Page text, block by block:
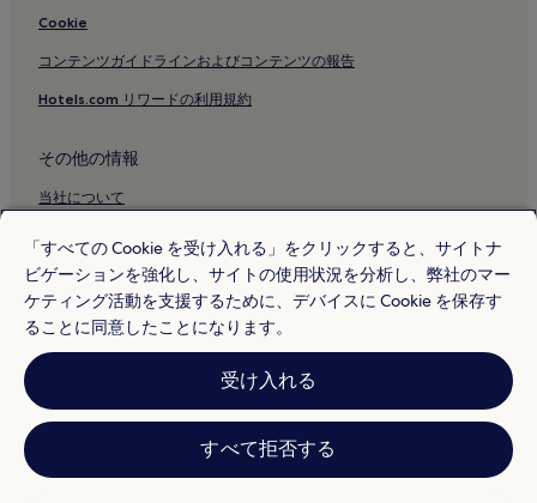
Cookie
コンテンツガイドラインおよびコンテンツの報告
Hotels.com リワードの利用規約
その他の情報
当社について
旅行ガイド
Hotels.com リワード
* 一部のホテルは、チェックイン日の 24 時間以上前までにキャンセルす
ることを条件としています。詳細はウェブサイトでご覧ください。
© 2026 Hotels.com, L.P., an Expedia Group company. All rights reserved.
Hotels.com および Hotels.com のロゴは、Hotels.com, L.P. の商標または
「すべての Cookie を受け入れる」をクリックすると、サイトナ
ビゲーションを強化し、サイトの使用状況を分析し、弊社のマー
ケティング活動を支援するために、デバイスに Cookie を保存す
ることに同意したことになります。
受け入れる
すべて拒否する